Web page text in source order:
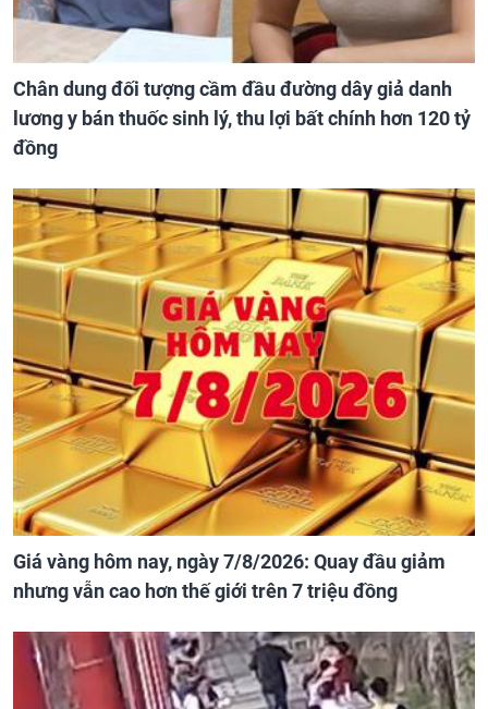
Chân dung đối tượng cầm đầu đường dây giả danh
lương y bán thuốc sinh lý, thu lợi bất chính hơn 120 tỷ
đồng
Giá vàng hôm nay, ngày 7/8/2026: Quay đầu giảm
nhưng vẫn cao hơn thế giới trên 7 triệu đồng